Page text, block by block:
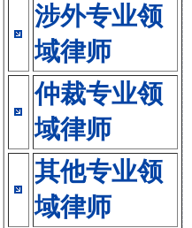
涉外专业领
域律师
仲裁专业领
域律师
其他专业领
域律师